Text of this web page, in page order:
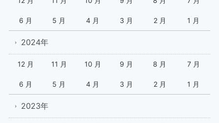
6 月 5 月 4 月 3 月 2 月 1 月
2024年
12 月 11 月 10 月 9 月 8 月 7 月
6 月 5 月 4 月 3 月 2 月 1 月
2023年